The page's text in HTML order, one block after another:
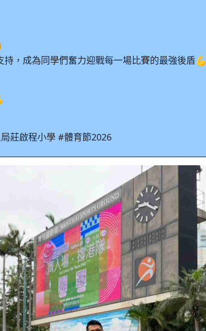
，成為同學們奮力迎戰每一場比賽的最強後盾💪
莊啟程小學 #體育節2026